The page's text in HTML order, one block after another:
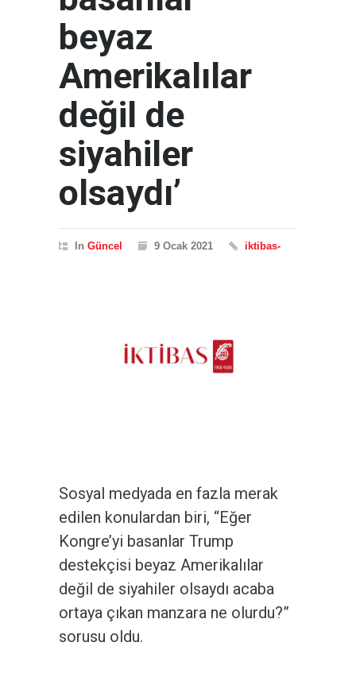
beyaz
Amerikalılar
değil de
siyahiler
olsaydı’
In Güncel 9 Ocak 2021 iktibas-
Sosyal medyada en fazla merak
edilen konulardan biri, “Eğer
Kongre’yi basanlar Trump
destekçisi beyaz Amerikalılar
değil de siyahiler olsaydı acaba
ortaya çıkan manzara ne olurdu?”
sorusu oldu.